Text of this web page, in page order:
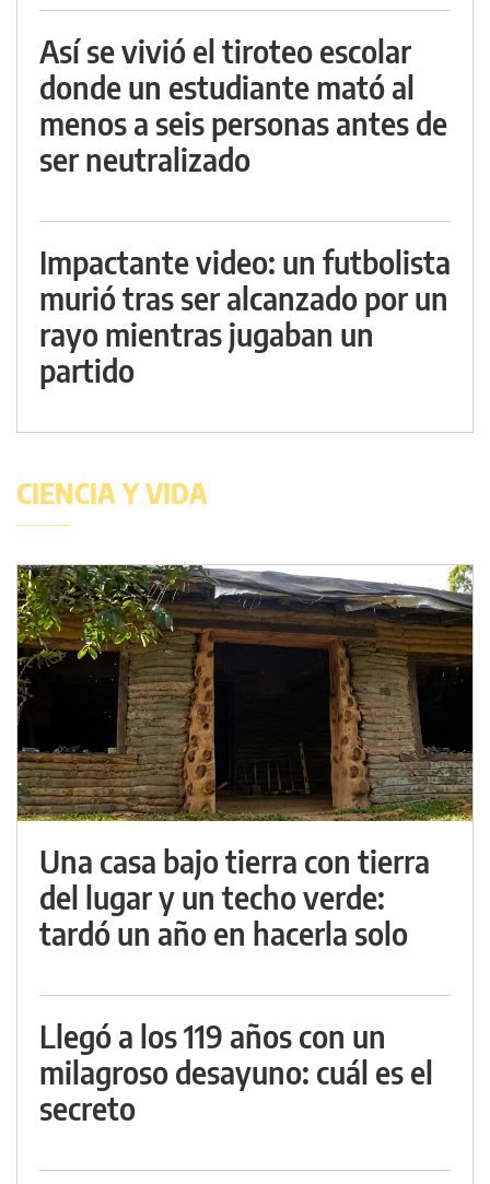
Así se vivió el tiroteo escolar
donde un estudiante mató al
menos a seis personas antes de
ser neutralizado
Impactante video: un futbolista
murió tras ser alcanzado por un
rayo mientras jugaban un
partido
CIENCIA Y VIDA
Una casa bajo tierra con tierra
del lugar y un techo verde:
tardó un año en hacerla solo
Llegó a los 119 años con un
milagroso desayuno: cuál es el
secreto